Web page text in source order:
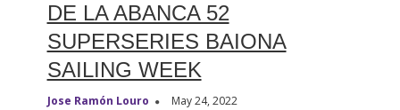
DE LA ABANCA 52
SUPERSERIES BAIONA
SAILING WEEK
Jose Ramón Louro May 24, 2022